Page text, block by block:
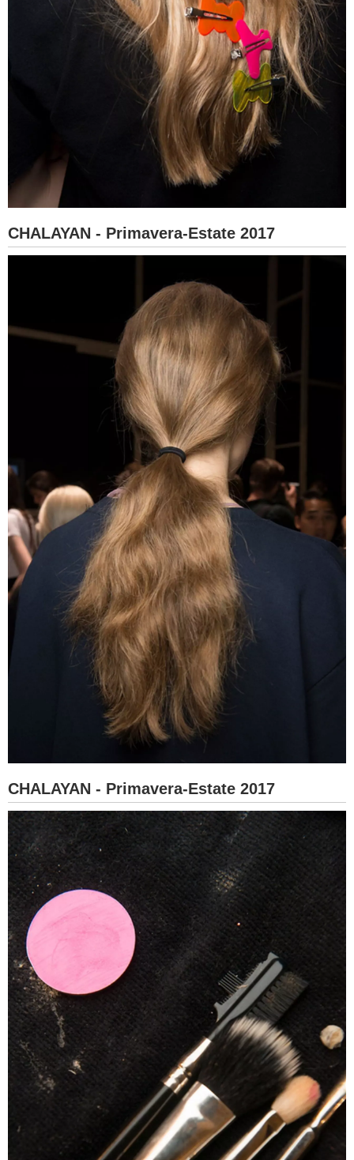
CHALAYAN - Primavera-Estate 2017
CHALAYAN - Primavera-Estate 2017